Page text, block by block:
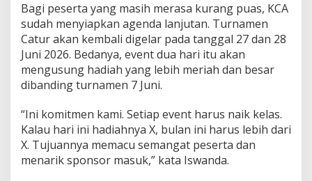
Bagi peserta yang masih merasa kurang puas, KCA
sudah menyiapkan agenda lanjutan. Turnamen
Catur akan kembali digelar pada tanggal 27 dan 28
Juni 2026. Bedanya, event dua hari itu akan
mengusung hadiah yang lebih meriah dan besar
dibanding turnamen 7 Juni.
“Ini komitmen kami. Setiap event harus naik kelas.
Kalau hari ini hadiahnya X, bulan ini harus lebih dari
X. Tujuannya memacu semangat peserta dan
menarik sponsor masuk,” kata Iswanda.